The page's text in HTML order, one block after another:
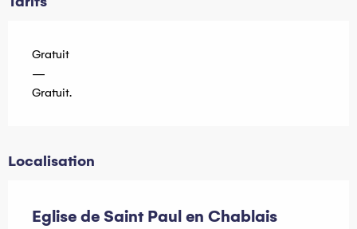
Gratuit
—
Gratuit.
Localisation
Eglise de Saint Paul en Chablais